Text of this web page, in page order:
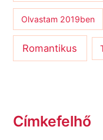
Olvastam 2019ben
Romantikus
Címkefelhő